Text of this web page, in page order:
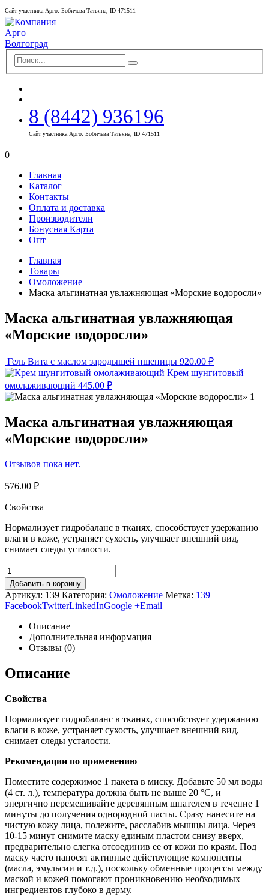
Сайт участника Арго: Бобичева Татьяна, ID 471511
8 (8442) 936196
Сайт участника Арго: Бобичева Татьяна, ID 471511
0
Главная
Каталог
Контакты
Оплата и доставка
Производители
Бонусная Карта
Опт
Главная
Товары
Омоложение
Маска альгинатная увлажняющая «Морские водоросли»
Маска альгинатная увлажняющая
«Морские водоросли»
Гель Вита с маслом зародышей пшеницы 920.00 ₽
Крем шунгитовый
омолаживающий 445.00 ₽
Маска альгинатная увлажняющая
«Морские водоросли»
Отзывов пока нет.
576.00 ₽
Свойства
Нормализует гидробаланс в тканях, способствует удержанию
влаги в коже, устраняет сухость, улучшает внешний вид,
снимает следы усталости.
Добавить в корзину
Артикул: 139 Категория: Омоложение Метка: 139
FacebookTwitterLinkedInGoogle +Email
Описание
Дополнительная информация
Отзывы (0)
Описание
Свойства
Нормализует гидробаланс в тканях, способствует удержанию
влаги в коже, устраняет сухость, улучшает внешний вид,
снимает следы усталости.
Рекомендации по применению
Поместите содержимое 1 пакета в миску. Добавьте 50 мл воды
(4 ст. л.), температура должна быть не выше 20 °С, и
энергично перемешивайте деревянным шпателем в течение 1
минуты до получения однородной пасты. Сразу нанесите на
чистую кожу лица, полежите, расслабив мышцы лица. Через
10-15 минут снимите маску единым пластом снизу вверх,
предварительно слегка отсоединив ее от кожи по краям. Под
маску часто наносят активные действующие компоненты
(масла, эмульсии и т.д.), поскольку обменные процессы между
маской и кожей помогают проникновению необходимых
ингредиентов глубоко в дерму.